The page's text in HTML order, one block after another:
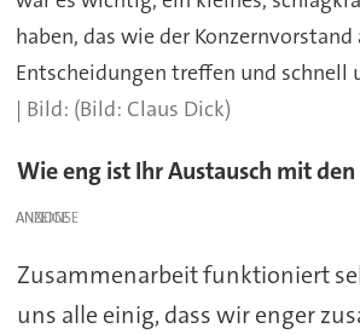
haben, das wie der Konzernvorstand
Entscheidungen treffen und schnell
(Bild: Claus Dick)
Wie eng ist Ihr Austausch mit
ANZEIGE
Zusammenarbeit funktioniert
uns alle einig, dass wir enger